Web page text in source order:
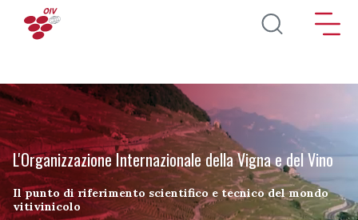
Salta al contenuto principale
L'Organizzazione Internazionale della Vigna e del Vino
Il punto di riferimento scientifico e tecnico del mondo
vitivinicolo